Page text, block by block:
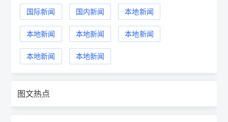
国际新闻 国内新闻 本地新闻
本地新闻 本地新闻 本地新闻
本地新闻 本地新闻
图文热点